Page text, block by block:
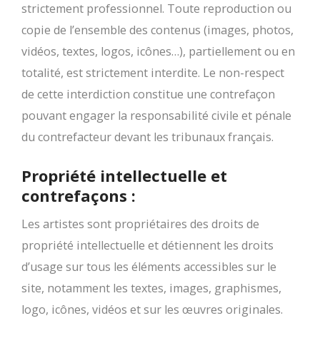
strictement professionnel. Toute reproduction ou
copie de l’ensemble des contenus (images, photos,
vidéos, textes, logos, icônes…), partiellement ou en
totalité, est strictement interdite. Le non-respect
de cette interdiction constitue une contrefaçon
pouvant engager la responsabilité civile et pénale
du contrefacteur devant les tribunaux français.
Propriété intellectuelle et
contrefaçons :
Les artistes sont propriétaires des droits de
propriété intellectuelle et détiennent les droits
d’usage sur tous les éléments accessibles sur le
site, notamment les textes, images, graphismes,
logo, icônes, vidéos et sur les œuvres originales.